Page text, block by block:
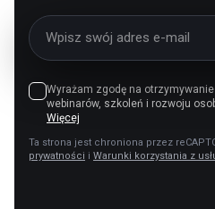
Wyrażam zgodę na
webinarów, szkoleń i rozwoju
Więcej
Ta strona jest chroniona przez
prywatności i Warunki korzystania z